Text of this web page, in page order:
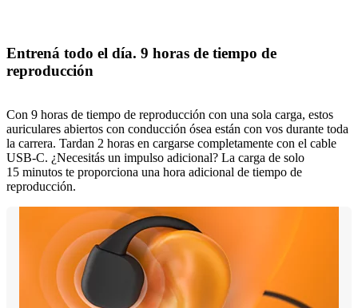
Entrená todo el día. 9 horas de tiempo de
reproducción
Con 9 horas de tiempo de reproducción con una sola carga, estos
auriculares abiertos con conducción ósea están con vos durante toda
la carrera. Tardan 2 horas en cargarse completamente con el cable
USB-C. ¿Necesitás un impulso adicional? La carga de solo
15 minutos te proporciona una hora adicional de tiempo de
reproducción.